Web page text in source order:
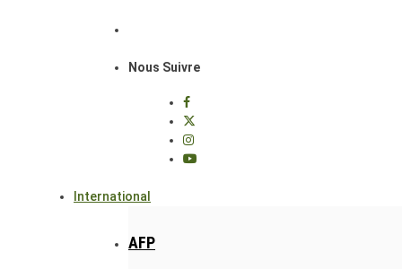
Nous Suivre
International
AFP